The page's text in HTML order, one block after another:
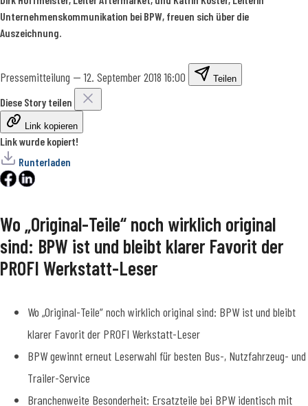
Unternehmenskommunikation bei BPW, freuen sich über die
Auszeichnung.
Pressemitteilung —12. September 2018 16:00 Teilen
Diese Story teilen
Link kopieren
Link wurde kopiert!
Runterladen
Wo „Original-Teile“ noch wirklich original
sind: BPW ist und bleibt klarer Favorit der
PROFI Werkstatt-Leser
Wo „Original-Teile“ noch wirklich original sind: BPW ist und bleibt
klarer Favorit der PROFI Werkstatt-Leser
BPW gewinnt erneut Leserwahl für besten Bus-, Nutzfahrzeug- und
Trailer-Service
Branchenweite Besonderheit: Ersatzteile bei BPW identisch mit